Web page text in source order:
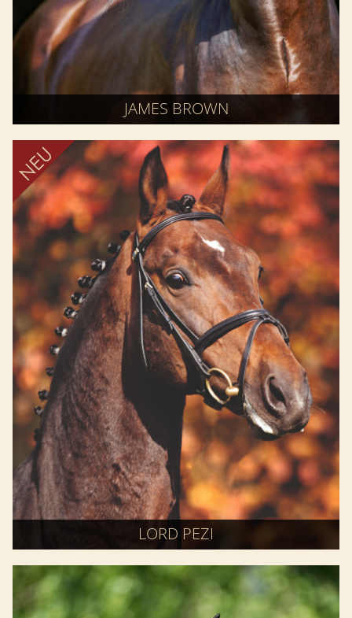
JAMES BROWN
LORD PEZI